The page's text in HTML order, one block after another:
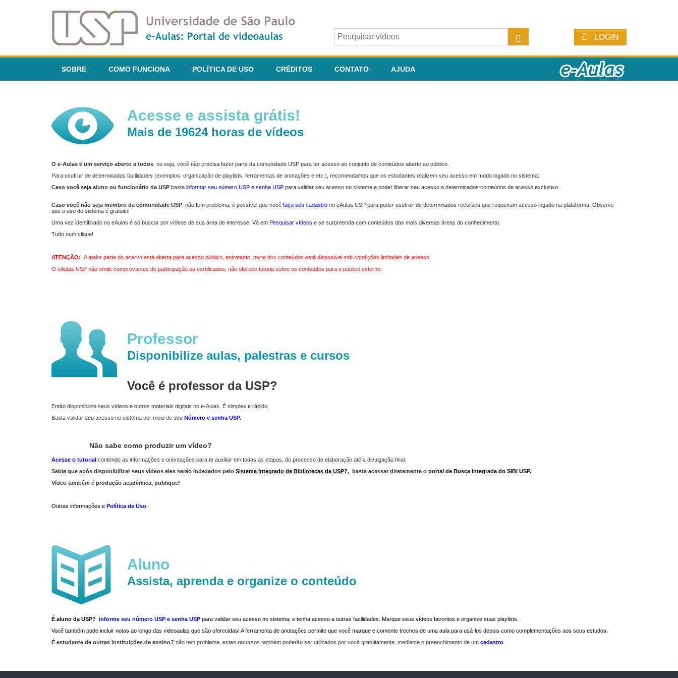
LOGIN
SOBRE COMO FUNCIONA POLÍTICA DE USO CRÉDITOS CONTATO AJUDA
Acesse e assista grátis!
Mais de 19624 horas de vídeos
O e-Aulas é um serviço aberto a todos , ou seja, você não precisa fazer parte da comunidade USP para ter acesso ao conjunto de conteúdos aberto ao público.
Para usufruir de determinadas facilidades (exemplos: organização de playlists, ferramentas de anotações e etc.), recomendamos que os estudantes realizem seu acesso em modo logado no sistema:
Caso você seja aluno ou funcionário da USP basta informar seu número USP e senha USP para validar seu acesso no sistema e poder liberar seu acesso a determinados conteúdos de acesso exclusivo.
Caso você não seja membro da comunidade USP , não tem problema, é possível que você faça seu cadastro no eAulas USP para poder usufruir de determinados recursos que requeiram acesso logado na plataforma. Observe
que o uso do sistema é gratuito!
Uma vez identificado no eAulas é só buscar por vídeos de sua área de interesse. Vá em Pesquisar vídeos e se surpreenda com conteúdos das mais diversas áreas do conhecimento.
Tudo num clique!
ATENÇÃO: A maior parte do acervo está aberta para acesso público, entretanto, parte dos conteúdos está disponível sob condições limitadas de acesso.
O eAulas USP não emite comprovantes de participação ou certificados, não oferece tutoria sobre os conteúdos para o público externo.
Professor
Disponibilize aulas, palestras e cursos
Você é professor da USP?
Então disponibilize seus vídeos e outros materiais digitais no e-Aulas. É simples e rápido.
Basta validar seu acesso no sistema por meio de seu Número e senha USP.
Não sabe como produzir um vídeo?
Acesse o tutorial contendo as informações e orientações para te auxiliar em todas as etapas, do processo de elaboração até a divulgação final.
Sabia que após disponibilizar seus vídeos eles serão indexados pelo Sistema Integrado de Bibliotecas da USP?, basta acessar diretamente o portal de Busca Integrada do SIBI USP.
Vídeo também é produção acadêmica, publique!
Outras informações e Política de Uso
Aluno
Assista, aprenda e organize o conteúdo
É aluno da USP? informe seu número USP e senha USP para validar seu acesso no sistema, e tenha acesso a outras facilidades. Marque seus vídeos favoritos e organize suas playlists.
Você também pode incluir notas ao longo das videoaulas que são oferecidas! A ferramenta de anotações permite que você marque e comente trechos de uma aula para usá-los depois como complementações aos seus estudos.
É estudante de outras instituições de ensino? não tem problema, estes recursos também poderão ser utilizados por você gratuitamente, mediante o preenchimento de um cadastro